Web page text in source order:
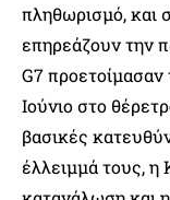
πληθωρισμό, και
επηρεάζουν την
G7
Ιούνιο στο
βασικές
έλλειμμά τους, η